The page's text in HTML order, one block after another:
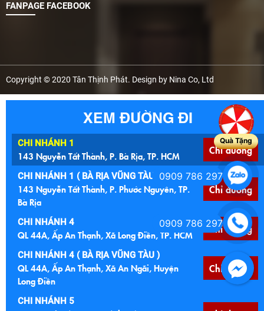
FANPAGE FACEBOOK
Copyright © 2020 Tân Thịnh Phát. Design by Nina Co, Ltd
XEM ĐƯỜNG ĐI
CHI NHÁNH 1
143 Nguyễn Tất Thành, P. Bà Rịa, TP. HCM Chỉ đường
CHI NHÁNH 1 ( BÀ RỊA VŨNG TÀU CŨ )
143 Nguyễn Tất Thành, P. Phước Nguyên, TP.
Bà Rịa
Chỉ đường
CHI NHÁNH 4
QL 44A, Ấp An Thạnh, Xã Long Điền, TP. HCM Chỉ đường
CHI NHÁNH 4 ( BÀ RỊA VŨNG TÀU )
QL 44A, Ấp An Thạnh, Xã An Ngãi, Huyện
Long Điền
Chỉ đường
CHI NHÁNH 5
Quà Tặng
0909 786 297
0909 786 297